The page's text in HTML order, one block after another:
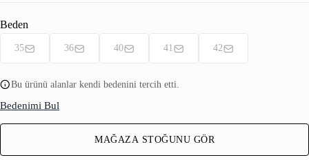
Beden
35 36 40 41 42
Bu ürünü alanlar kendi bedenini tercih etti.
Bedenimi Bul
MAĞAZA STOĞUNU GÖR